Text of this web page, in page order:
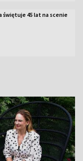
świętuje 45 lat na scenie